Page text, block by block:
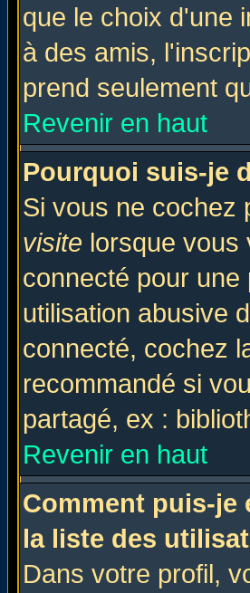
que le choix d'une
à des amis,
prend seulement
Revenir en haut
Pourquoi suis-je
Si vous ne cochez
visite lorsque vous
connecté pour
utilisation abusive
connecté, cochez
recommandé si
partagé, ex :
Revenir en haut
Comment puis-je
la liste des
Dans votre profil,